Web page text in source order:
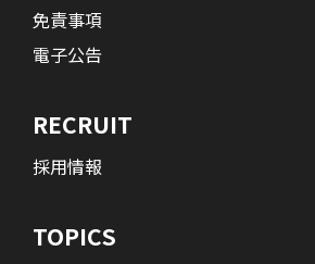
免責事項
電子公告
RECRUIT
採用情報
TOPICS